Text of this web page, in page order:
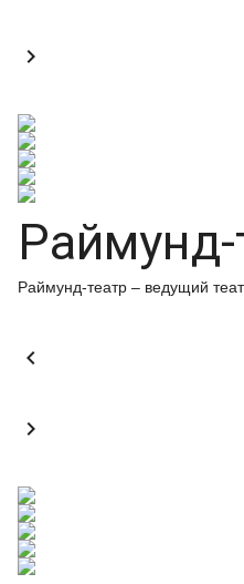

Раймунд-
Раймунд-театр – ведущий

